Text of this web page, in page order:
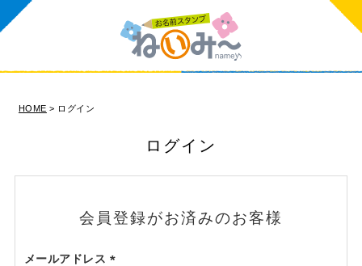
HOME ログイン
ログイン
会員登録がお済みのお客様
メールアドレス